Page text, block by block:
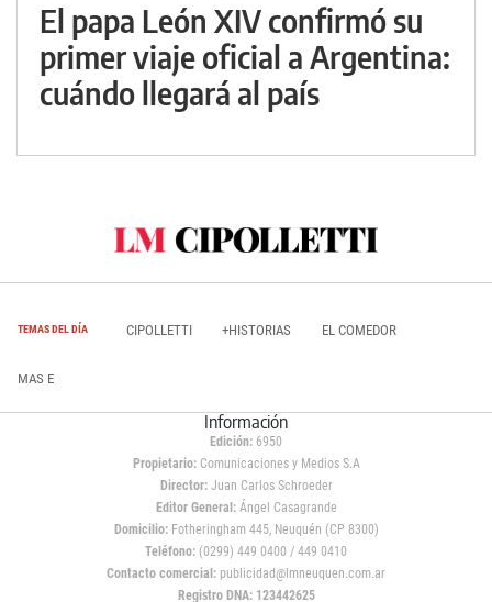
El papa León XIV confirmó su
primer viaje oficial a Argentina:
cuándo llegará al país
TEMAS DEL DÍA CIPOLLETTI +HISTORIAS EL COMEDOR
MAS E
Información
Edición: 6950
Propietario:Comunicaciones y Medios S.A
Director: Juan Carlos Schroeder
Editor General:Ángel Casagrande
Domicilio:Fotheringham 445, Neuquén (CP 8300)
Teléfono: (0299) 449 0400 / 449 0410
Contacto comercial: publicidad@lmneuquen.com.ar
Registro DNA: 123442625